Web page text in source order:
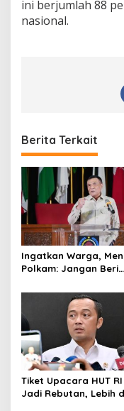
ini berjumlah 88
nasional.
Berita Terkait
Ingatkan Warga,
Polkam: Jangan Beri
Lebih Dulu
Tiket Upacara HUT RI
Jadi Rebutan, Lebih